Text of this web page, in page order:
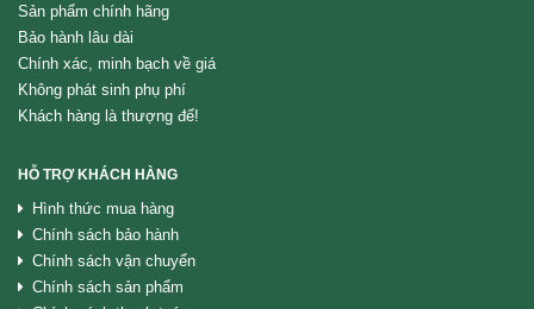
Sản phẩm chính hãng
Bảo hành lâu dài
Chính xác, minh bạch về giá
Không phát sinh phụ phí
Khách hàng là thượng đế!
HỖ TRỢ KHÁCH HÀNG
Hình thức mua hàng
Chính sách bảo hành
Chính sách vận chuyển
Chính sách sản phẩm